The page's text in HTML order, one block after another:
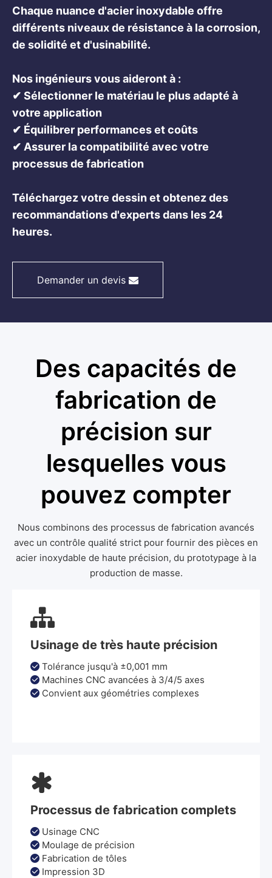
Chaque nuance d'acier inoxydable offre
différents niveaux de résistance à la corrosion,
de solidité et d'usinabilité.
Nos ingénieurs vous aideront à :
✔ Sélectionner le matériau le plus adapté à
votre application
✔ Équilibrer performances et coûts
✔ Assurer la compatibilité avec votre
processus de fabrication
Téléchargez votre dessin et obtenez des
recommandations d'experts dans les 24
heures.
Demander un devis
Des capacités de
fabrication de
précision sur
lesquelles vous
pouvez compter
Nous combinons des processus de fabrication avancés
avec un contrôle qualité strict pour fournir des pièces en
acier inoxydable de haute précision, du prototypage à la
production de masse.

Usinage de très haute précision
 Tolérance jusqu'à ±0,001 mm
 Machines CNC avancées à 3/4/5 axes
 Convient aux géométries complexes

Processus de fabrication complets
 Usinage CNC
 Moulage de précision
 Fabrication de tôles
 Impression 3D